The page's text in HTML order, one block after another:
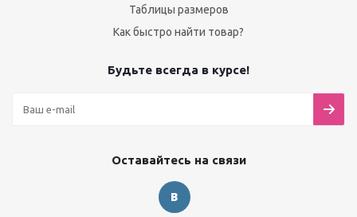
Таблицы размеров
Как быстро найти товар?
Будьте всегда в курсе!
Оставайтесь на связи